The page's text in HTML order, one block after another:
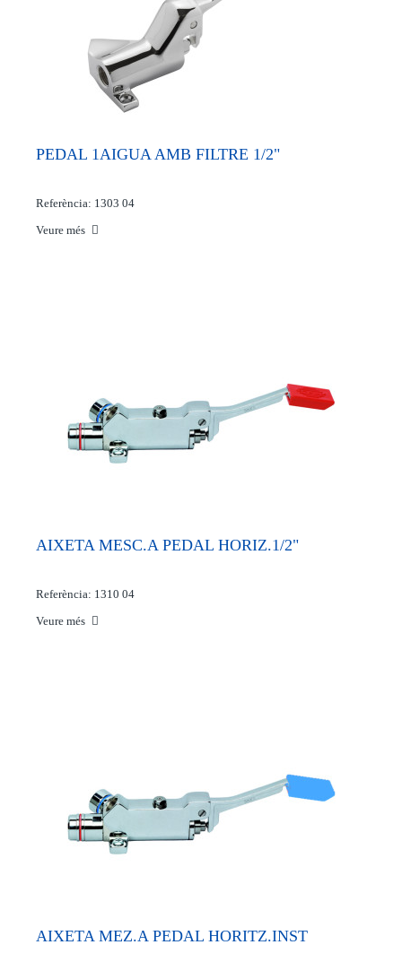
PEDAL 1AIGUA AMB FILTRE 1/2"
Referència: 1303 04
Veure més
AIXETA MESC.A PEDAL HORIZ.1/2"
Referència: 1310 04
Veure més
AIXETA MEZ.A PEDAL HORITZ.INST